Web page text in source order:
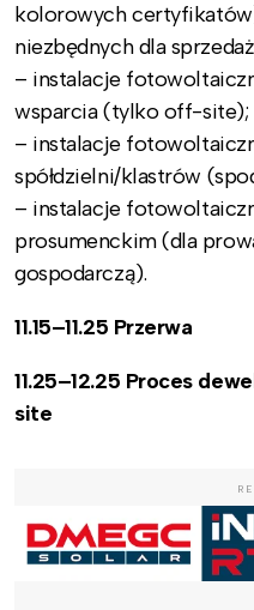
kolorowych
niezbędnych dla
– instalacje
wsparcia (tylko off-site);
– instalacje
spółdzielni/klastrów
– instalacje
prosumenckim (dla
gospodarczą).
11.15–11.25 Przerwa
11.25–12.25 Proces
site